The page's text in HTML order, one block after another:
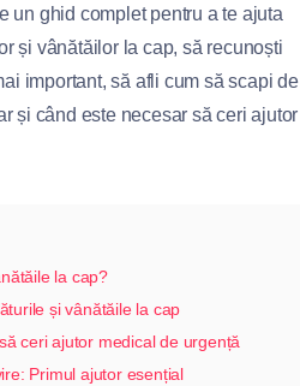
un ghid complet pentru a te ajuta
și vânătăilor la cap, să recunoști
important, să afli cum să scapi de
și când este necesar să ceri ajutor
la cap?
și vânătăile la cap
ceri ajutor medical de urgență
Primul ajutor esențial